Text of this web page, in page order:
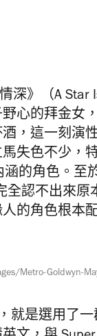
深》（A Star
心的拜金女
，這一刻演
失色不少，
的角色。至
認不出來原
的角色根本
Metro-Goldwyn-
就是選用了